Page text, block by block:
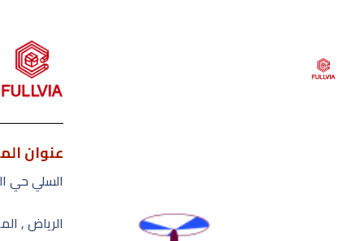
عنوان
السلي حي
الرياض ,